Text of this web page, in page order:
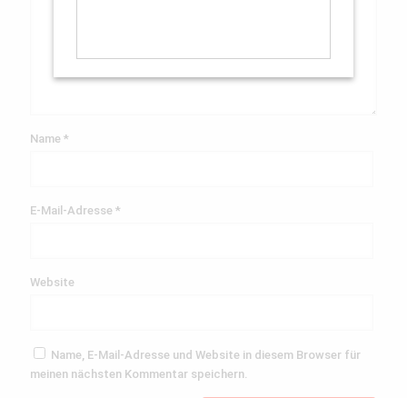
Name *
E-Mail-Adresse *
Website
Name, E-Mail-Adresse und Website in diesem Browser für
meinen nächsten Kommentar speichern.